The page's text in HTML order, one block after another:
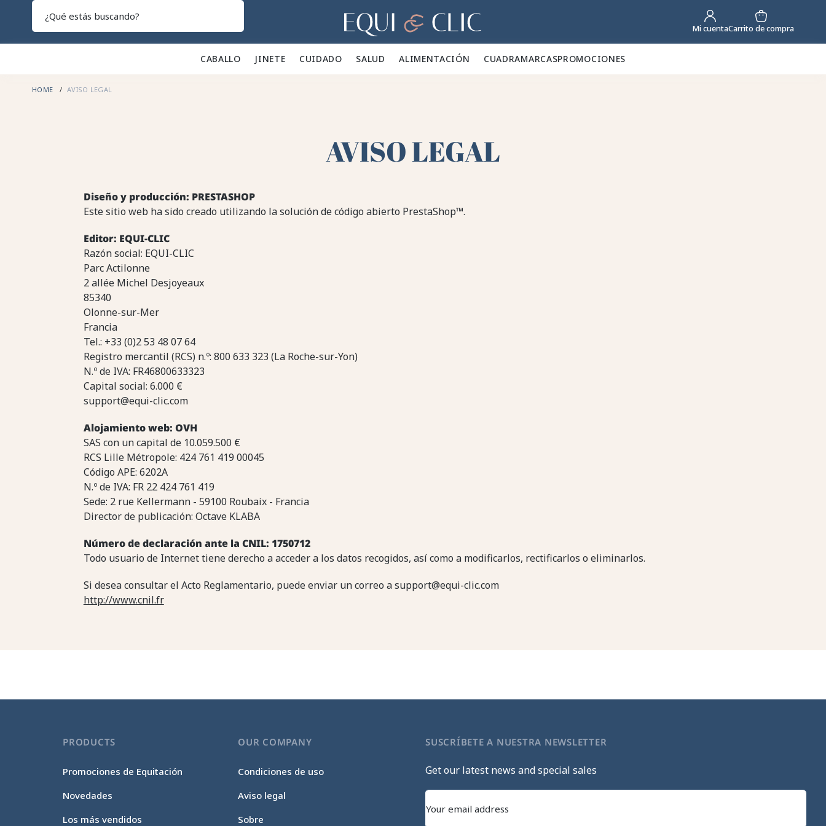
Hogar Mi cuentaCarrito de compra
CABALLO 🐎 JINETE 👕 CUIDADO 🪮 SALUD ✨ALIMENTACIÓN 🥕 CUADRAMARCASPROMOCIONES
HOME AVISO LEGAL
AVISO LEGAL
Diseño y producción: PRESTASHOP
Este sitio web ha sido creado utilizando la solución de código abierto PrestaShop™.
Editor: EQUI-CLIC
Razón social: EQUI-CLIC
Parc Actilonne
2 allée Michel Desjoyeaux
85340
Olonne-sur-Mer
Francia
Tel.: +33 (0)2 53 48 07 64
Registro mercantil (RCS) n.º: 800 633 323 (La Roche-sur-Yon)
N.º de IVA: FR46800633323
Capital social: 6.000 €
support@equi-clic.com
Alojamiento web: OVH
SAS con un capital de 10.059.500 €
RCS Lille Métropole: 424 761 419 00045
Código APE: 6202A
N.º de IVA: FR 22 424 761 419
Sede: 2 rue Kellermann - 59100 Roubaix - Francia
Director de publicación: Octave KLABA
Número de declaración ante la CNIL: 1750712
Todo usuario de Internet tiene derecho a acceder a los datos recogidos, así como a modificarlos, rectificarlos o eliminarlos.
Si desea consultar el Acto Reglamentario, puede enviar un correo a support@equi-clic.com
http://www.cnil.fr
PRODUCTS
Promociones de Equitación
Novedades
Los más vendidos
OUR COMPANY
Condiciones de uso
Aviso legal
Sobre
SUSCRÍBETE A NUESTRA NEWSLETTER
Get our latest news and special sales